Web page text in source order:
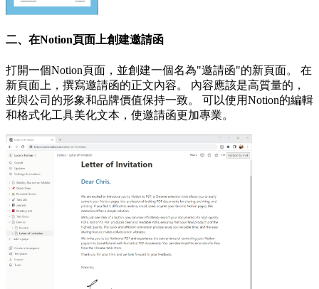
二、在Notion頁面上創建邀請函
打開一個Notion頁面，並創建一個名為"邀請函"的新頁面。 在
新頁面上，撰寫邀請函的正文內容。 內容應該是高質量的，
並與公司的形象和品牌價值保持一致。 可以使用Notion的編輯
和格式化工具美化文本，使邀請函更加專業。